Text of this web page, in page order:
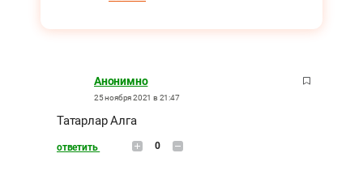
Анонимно
25 ноября 2021 в 21:47
Татарлар Алга
ответить 0